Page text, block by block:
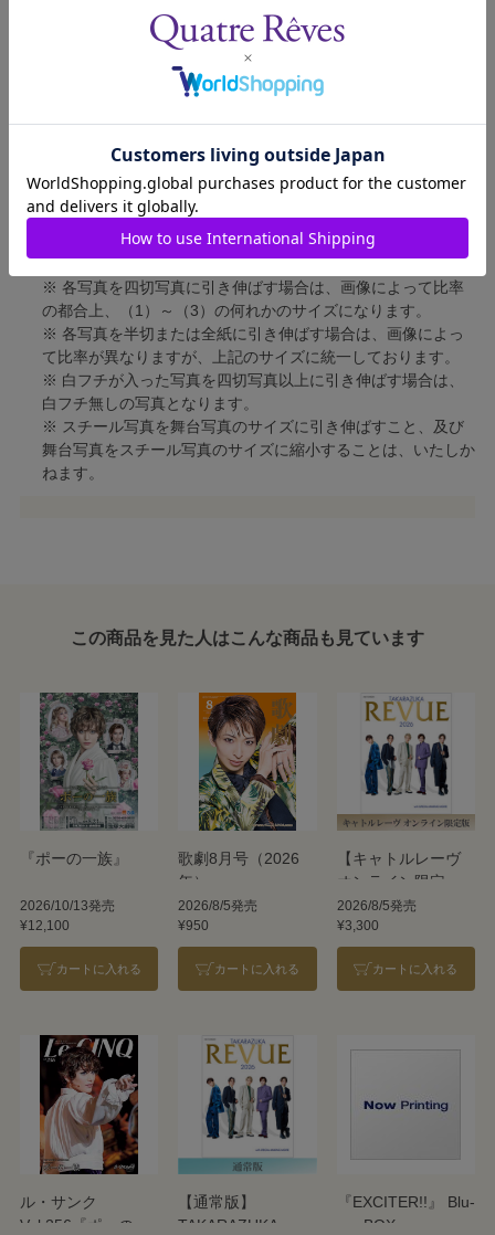
短辺 217mm × 長辺 305mm
短辺 213mm × 長辺 305mm
短辺 254mm × 長辺 305mm
半切写真
短辺 305mm × 長辺 432mm
短辺 402mm × 長辺 559mm
写真のサイズにつきまして、下記の件も併せてご了承ください。
※ 宝塚大劇場および新人公演の舞台写真につきましては、4辺
に白フチが入ります。
※ 各写真を四切写真に引き伸ばす場合は、画像によって比率
の都合上、（1）～（3）の何れかのサイズになります。
※ 各写真を半切または全紙に引き伸ばす場合は、画像によっ
て比率が異なりますが、上記のサイズに統一しております。
※ 白フチが入った写真を四切写真以上に引き伸ばす場合は、
白フチ無しの写真となります。
※ スチール写真を舞台写真のサイズに引き伸ばすこと、及び
舞台写真をスチール写真のサイズに縮小することは、いたしか
ねます。
この商品を見た人はこんな商品も見ています
『ポーの一族』
2026/10/13発売
¥12,100
カートに入れる
歌劇8月号（2026
年）
2026/8/5発売
¥950
カートに入れる
【キャトルレーヴ
オンライン限定
版】TAKARAZUKA
REVUE 2026
2026/8/5発売
¥3,300
カートに入れる
ル・サンク
Vol.256『ポーの一
【通常版】
TAKARAZUKA
『EXCITER!!』 Blu-
ray BOX